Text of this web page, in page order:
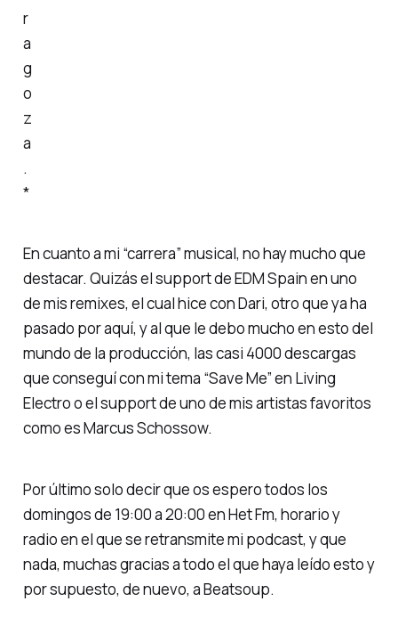
r
a
g
o
z
a
.
*
En cuanto a mi “carrera” musical, no hay mucho que
destacar. Quizás el support de EDM Spain en uno
de mis remixes, el cual hice con Dari, otro que ya ha
pasado por aquí, y al que le debo mucho en esto del
mundo de la producción, las casi 4000 descargas
que conseguí con mi tema “Save Me” en Living
Electro o el support de uno de mis artistas favoritos
como es Marcus Schossow.
Por último solo decir que os espero todos los
domingos de 19:00 a 20:00 en Het Fm, horario y
radio en el que se retransmite mi podcast, y que
nada, muchas gracias a todo el que haya leído esto y
por supuesto, de nuevo, a Beatsoup.